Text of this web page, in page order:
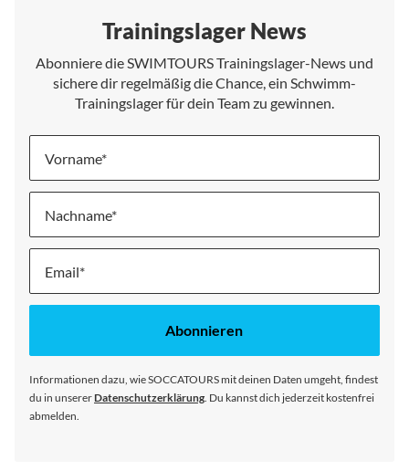
Trainingslager News
Abonniere die SWIMTOURS Trainingslager-News und
sichere dir regelmäßig die Chance, ein Schwimm-
Trainingslager für dein Team zu gewinnen.
Vorname
Nachname
Melde
für
Abonnieren
Informationen dazu, wie SOCCATOURS mit deinen Daten umgeht, findest
du in unsererDatenschutzerklärung. Du kannst dich jederzeit kostenfrei
abmelden.